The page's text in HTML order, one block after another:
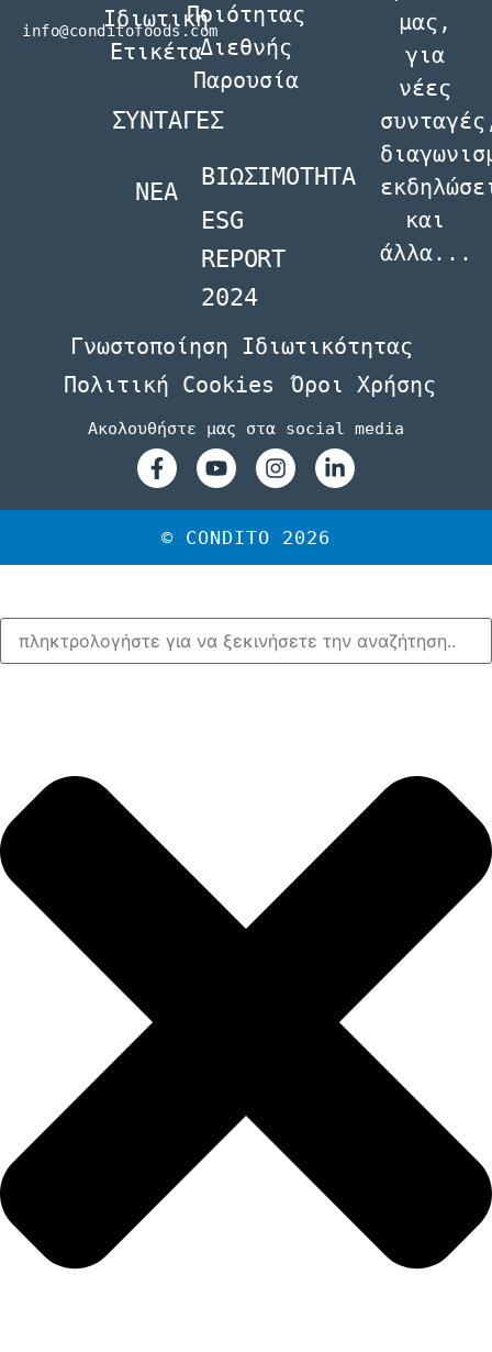
info@conditofoods.com
Ιδιωτική
Ετικέτα
ΣΥΝΤΑΓΕΣ
NEA
Ποιότητας
Διεθνής
Παρουσία
ΒΙΩΣΙΜΟΤΗΤΑ
ESG
REPORT
2024
µας,
για
νέες
και
άλλα...
Γνωστοποίηση Ιδιωτικότητας
Πολιτική Cookies
Όροι Χρήσης
Ακολουθήστε μας στα social media
© CONDITO 2026